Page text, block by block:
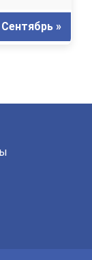
Сентябрь »